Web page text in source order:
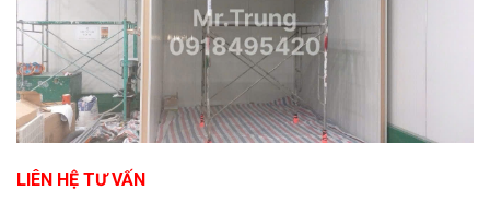
LIÊN HỆ TƯ VẤN